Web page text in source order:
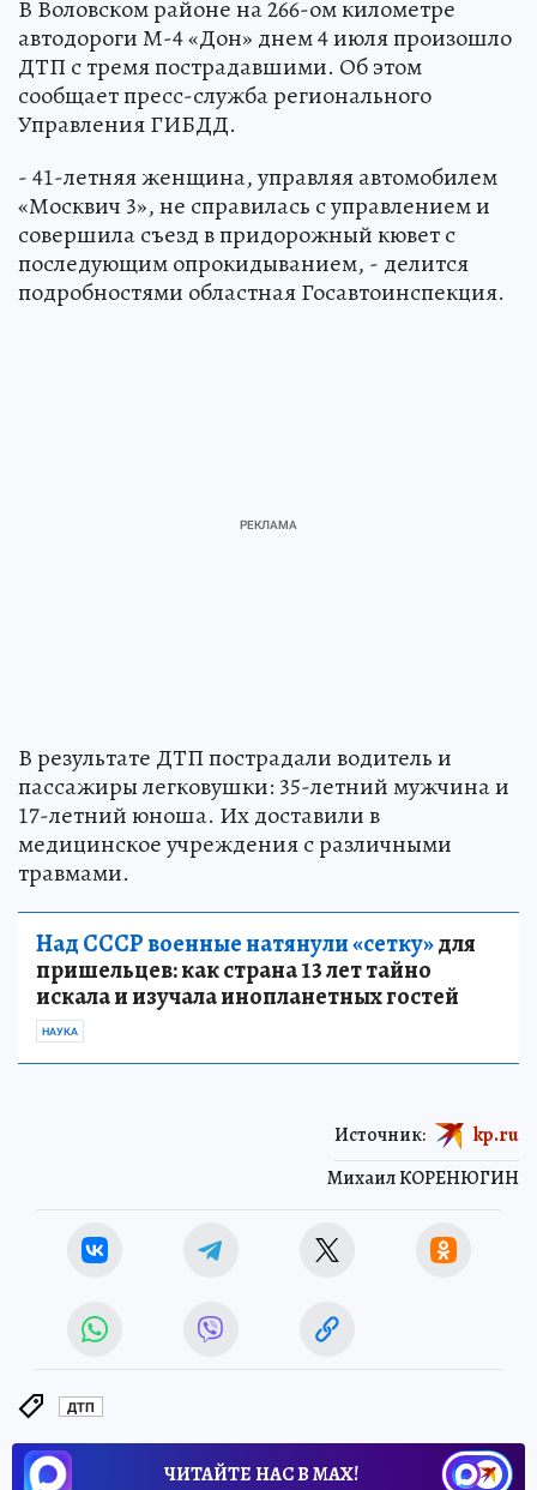
В Воловском районе на 266-ом километре
автодороги М-4 «Дон» днем 4 июля произошло
ДТП с тремя пострадавшими. Об этом
сообщает пресс-служба регионального
Управления ГИБДД.
- 41-летняя женщина, управляя автомобилем
«Москвич 3», не справилась с управлением и
совершила съезд в придорожный кювет с
последующим опрокидыванием, - делится
подробностями областная Госавтоинспекция.
В результате ДТП пострадали водитель и
пассажиры легковушки: 35-летний мужчина и
17-летний юноша. Их доставили в
медицинское учреждения с различными
травмами.
Над СССР военные натянули «сетку»для
пришельцев: как страна 13 лет тайно
искала и изучала инопланетных гостей
НАУКА
Михаил КОРЕНЮГИН
Источник: kp.ru
ДТП
ЧИТАЙТЕ НАС В МАХ!